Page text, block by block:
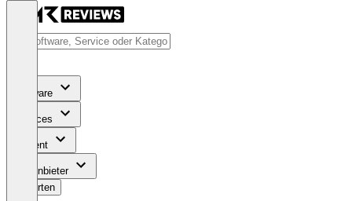
Software
Services
Content
Für Anbieter
Bewerten